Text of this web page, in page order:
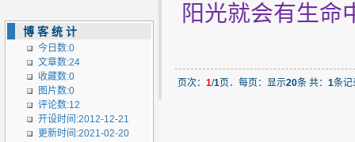
博客统计
今日数:0
文章数:24
收藏数:0
图片数:0
评论数:12
开设时间:2012-12-21
更新时间:2021-02-20
阳光就会有生
页次： 1/1页．每页：显示20条 共： 1条记